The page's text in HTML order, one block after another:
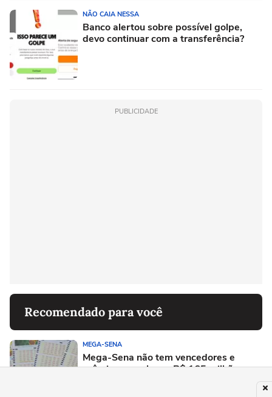
NÃO CAIA NESSA
Banco alertou sobre possível golpe,
devo continuar com a transferência?
PUBLICIDADE
Recomendado para você
MEGA-SENA
Mega-Sena não tem vencedores e
prêmio acumula em R$ 165 milhões;